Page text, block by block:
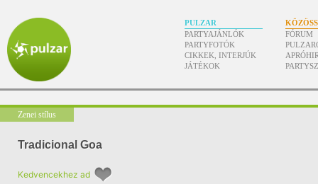
PULZAR
PARTYAJÁNLÓK
PARTYFOTÓK
CIKKEK, INTERJÚK
JÁTÉKOK
FÓRUM
Zenei stílus
Tradicional Goa
Kedvencekhez ad